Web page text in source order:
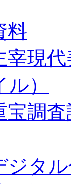
料
宰現
）
宝調
ジタ